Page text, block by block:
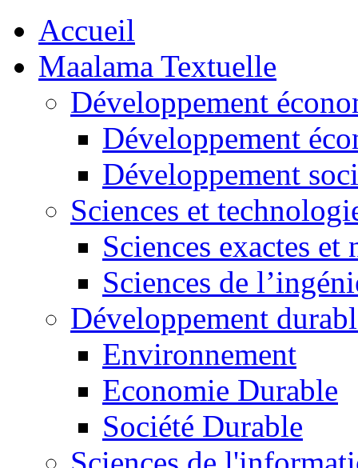
Accueil
Maalama Textuelle
Développement
Développement
Développement
Sciences et
Sciences exactes et
Sciences de
Développement
Environnement
Economie Durable
Société Durable